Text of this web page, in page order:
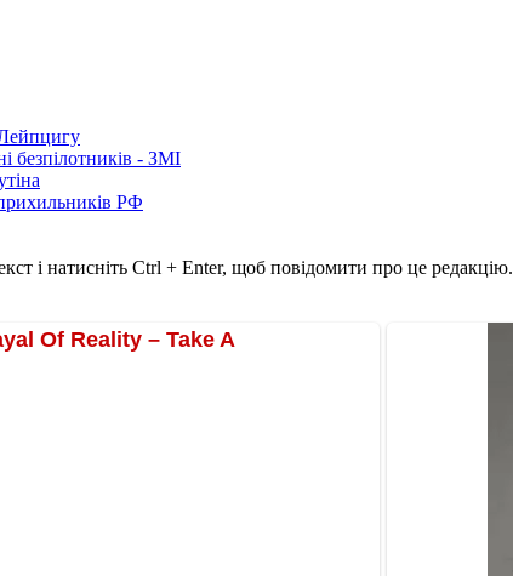
безпілотників - ЗМІ
РФ
і натисніть Ctrl + Enter, щоб повідомити про це редакцію.